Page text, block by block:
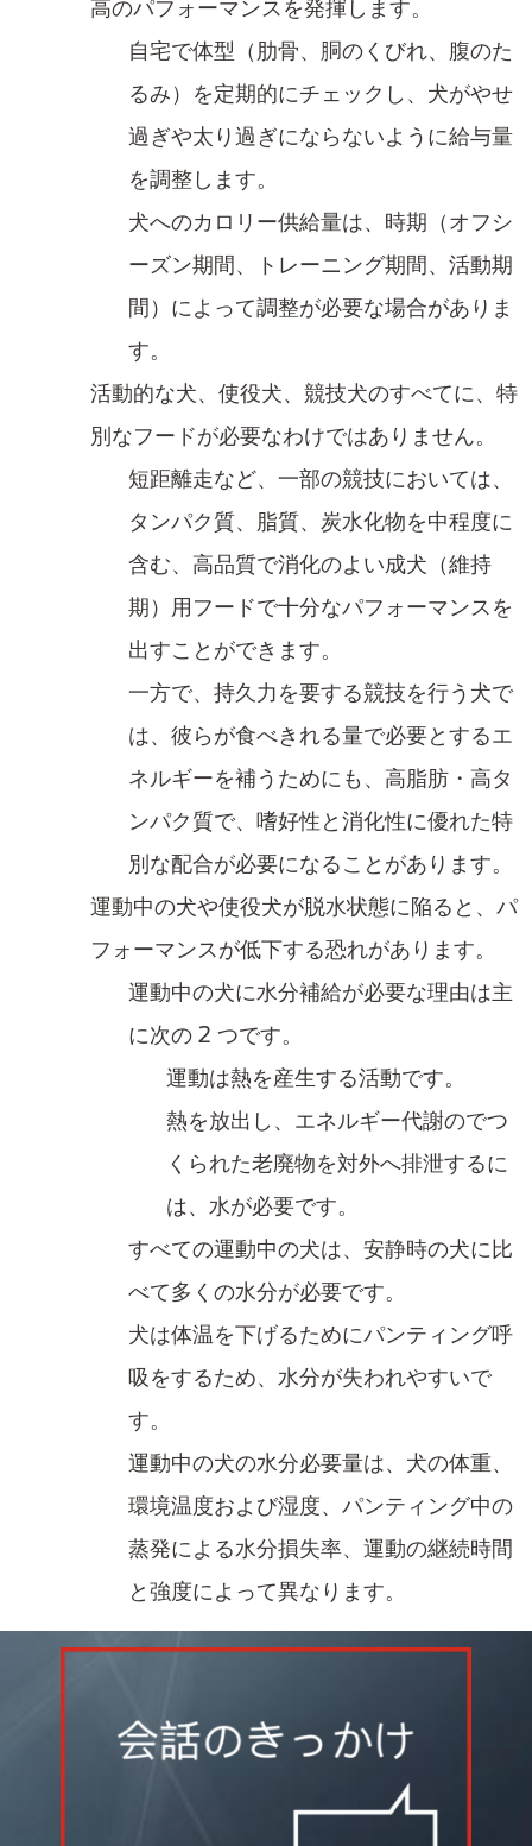
高のパフォーマンスを発揮します。
自宅で体型（肋骨、胴のくびれ、腹のた
るみ）を定期的にチェックし、犬がやせ
過ぎや太り過ぎにならないように給与量​
を調整します。
犬へのカロリー供給量は、時期​（オフシ
ーズン期間、トレーニング期間、活動期
間）によって調整が必要な場合がありま
す。
活動的な犬、使役犬、競技​犬のすべてに、特
別なフード​が必要なわけではありません。
短距離走など、一部の競技においては​、
タンパク質、脂質、炭水化物を中程度に
含む、高品質で消化のよい成犬（維持
期）用​フードで十分な​パフォーマンスを
出すことができます。
一方で、持久力を要する競技を行う犬で
は、彼らが食べきれる量で必要とするエ
ネルギーを補うためにも、高脂肪・高タ
ンパク質で、嗜好性と消化性に優れた特
別な配合が必要になることがあります。​
運動中の犬や使役犬が脱水状態​に陥ると、パ
フォーマンスが低下する恐れ​があります。
運動中の犬に水分補給が必要な理由は主
に次の 2 つです。
運動は熱を産生する活動です。​
熱を放出​し、エネルギー代謝のでつ
くられた老廃物を対外へ排泄するに
は​、水が必要です​。
すべての運動中の犬は、安静時の犬に比
べて多くの水分が必要です。
犬は体温を下げる​ためにパンティング呼
吸を​するため、水分が失われやすいで
す。​
運動中の犬の水分必要量は、犬の体重、
環境温度および湿度、パンティング中の
蒸発による水分損失率、運動の継続時間
と強度によって異なります。